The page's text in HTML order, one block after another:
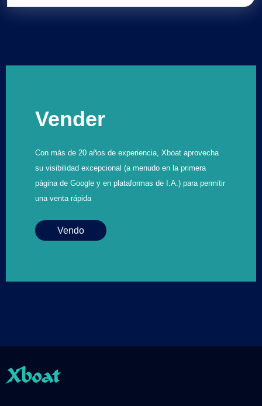
Vender
Con más de 20 años de experiencia, Xboat aprovecha
su visibilidad excepcional (a menudo en la primera
página de Google y en plataformas de I.A.) para permitir
una venta rápida
Vendo
Xboat